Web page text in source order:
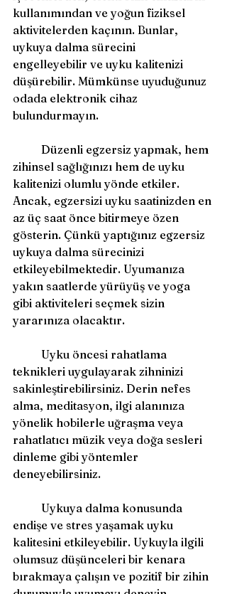
kullanımından ve yoğun fiziksel
aktivitelerden kaçının. Bunlar,
uykuya dalma sürecini
engelleyebilir ve uyku kalitenizi
düşürebilir. Mümkünse uyuduğunuz
odada elektronik cihaz
bulundurmayın.
zihinsel sağlığınızı hem de uyku
kalitenizi olumlu yönde etkiler.
Ancak, egzersizi uyku saatinizden en
az üç saat önce bitirmeye özen
gösterin. Çünkü yaptığınız egzersiz
uykuya dalma sürecinizi
etkileyebilmektedir. Uyumanıza
yakın saatlerde yürüyüş ve yoga
gibi aktiviteleri seçmek sizin
yararınıza olacaktır.
teknikleri uygulayarak zihninizi
sakinleştirebilirsiniz. Derin nefes
alma, meditasyon, ilgi alanınıza
yönelik hobilerle uğraşma veya
rahatlatıcı müzik veya doğa sesleri
dinleme gibi yöntemler
deneyebilirsiniz.
endişe ve stres yaşamak uyku
kalitesini etkileyebilir. Uykuyla ilgili
olumsuz düşünceleri bir kenara
bırakmaya çalışın ve pozitif bir zihin